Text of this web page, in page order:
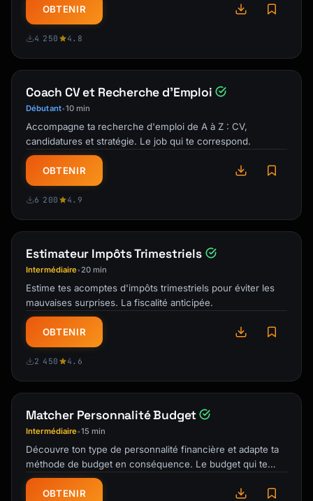
```
#### Website
Author, A. A. (Year, Month Day). Title of
No author:
Title of page. (Year, Month Day). Site Name.
URL
In-text: (Author, Year) or ("Title," Year)
#### Newspaper Article (Online)
Author, A. A. (Year, Month Day). Title of
article. Newspaper Name. URL
```
## MLA 9th Edition
### Works Cited Formats
```
Last name, First name. Title of Book.
Publisher, Year.
Example:
Gladwell, Malcolm. Outliers: The Story of
OBTENIR
4 250 4.8
Coach CV et Recherche d'Emploi
Débutant•10 min
Accompagne ta recherche d'emploi de A à Z : CV,
candidatures et stratégie. Le job qui te correspond.
OBTENIR
6 200 4.9
Estimateur Impôts Trimestriels
Intermédiaire• 20 min
Estime tes acomptes d'impôts trimestriels pour éviter les
mauvaises surprises. La fiscalité anticipée.
OBTENIR
2 450 4.6
Matcher Personnalité Budget
Intermédiaire•15 min
Découvre ton type de personnalité financière et adapte ta
méthode de budget en conséquence. Le budget qui te
ressemble.
OBTENIR